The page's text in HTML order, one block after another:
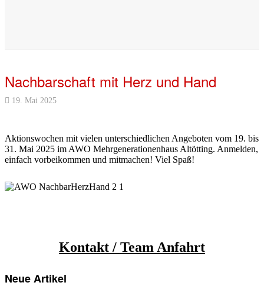
Nachbarschaft mit Herz und Hand
19. Mai 2025
Aktionswochen mit vielen unterschiedlichen Angeboten vom 19. bis
31. Mai 2025 im AWO Mehrgenerationenhaus Altötting. Anmelden,
einfach vorbeikommen und mitmachen! Viel Spaß!
Kontakt / Team Anfahrt
Neue Artikel